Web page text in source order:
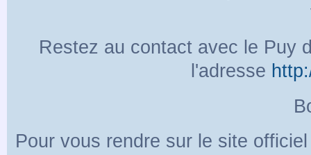
Restez au contact avec le Puy
l'adresse
Pour vous rendre sur le site